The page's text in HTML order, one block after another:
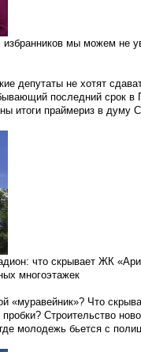
избранников мы можем не
депутаты не хотят
последний срок
итоги праймериз в думу
что скрывает ЖК
многоэтажек
«муравейник»? Что
Строительство
молодежь бьется с